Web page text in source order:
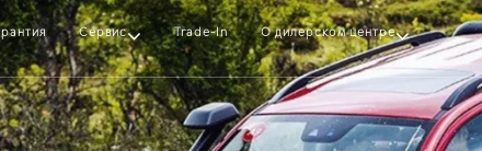
Сервис Trade-In О дилерском центре